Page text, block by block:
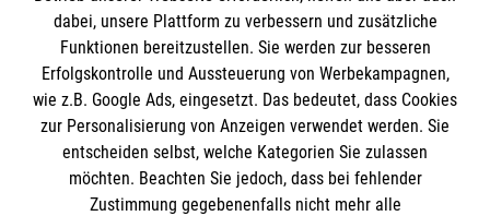
Informationen
Impressum
Datenschutz
Die Malteser
dabei, unsere Plattform zu verbessern und zusätzliche
Funktionen bereitzustellen. Sie werden zur besseren
Erfolgskontrolle und Aussteuerung von Werbekampagnen,
wie z.B. Google Ads, eingesetzt. Das bedeutet, dass Cookies
zur Personalisierung von Anzeigen verwendet werden. Sie
entscheiden selbst, welche Kategorien Sie zulassen
möchten. Beachten Sie jedoch, dass bei fehlender
Zustimmung gegebenenfalls nicht mehr alle